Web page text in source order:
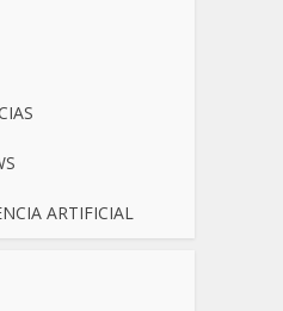
ARTIFICIAL